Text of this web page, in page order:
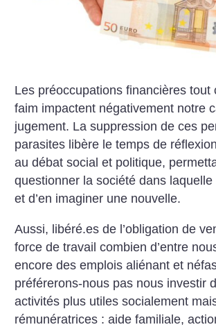
Les préoccupations financières tout
faim impactent négativement notre
jugement. La suppression de ces
parasites libère le temps de
au débat social et politique,
questionner la société dans
et d’en imaginer une nouvelle.
Aussi, libéré.es de l’obligation de
force de travail combien d’entre
encore des emplois aliénant et
préférerons-nous pas nous investir
activités plus utiles socialement
rémunératrices : aide familiale,